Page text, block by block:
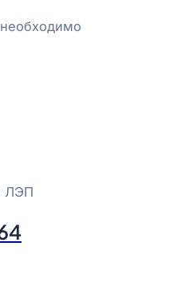
ЛЭП